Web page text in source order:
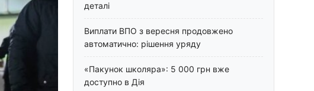
деталі
Виплати ВПО з вересня продовжено
автоматично: рішення уряду
«Пакунок школяра»: 5 000 грн вже
доступно в Дія